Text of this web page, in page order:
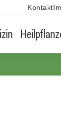
Kontakt